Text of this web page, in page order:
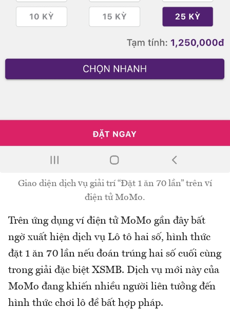
Giao diện dịch vụ giải trí “Đặt 1 ăn 70 lần” trên ví
điện tử MoMo.
Trên ứng dụng ví điện tử MoMo gần đây bất
ngờ xuất hiện dịch vụ Lô tô hai số, hình thức
đặt 1 ăn 70 lần nếu đoán trúng hai số cuối cùng
trong giải đặc biệt XSMB. Dịch vụ mới này của
MoMo đang khiến nhiều người liên tưởng đến
hình thức chơi lô đề bất hợp pháp.